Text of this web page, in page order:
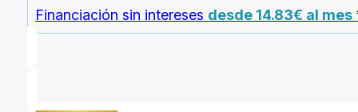
era:
338,80 €.
es:
322,99 €.
Financiación sin intereses desde 14.83€ al mes